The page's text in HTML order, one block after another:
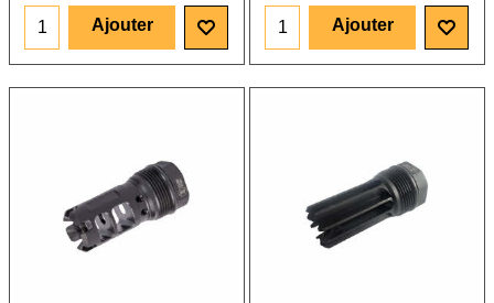
Ajouter Ajouter